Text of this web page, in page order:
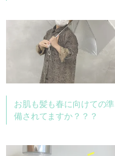
お肌も髪も春に向けての準
備されてますか？？？